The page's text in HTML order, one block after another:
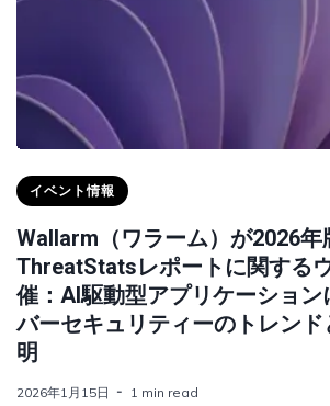
イベント情報
Wallarm（ワラーム）が2026年
ThreatStatsレポートに関する
催：AI駆動型アプリケーション
バーセキュリティーのトレン
明
2026年1月15日 1 min read